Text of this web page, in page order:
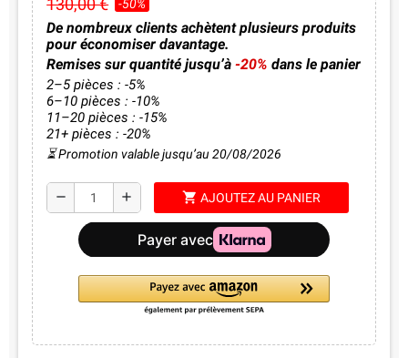
130,00 € -50%
De nombreux clients achètent plusieurs produits
pour économiser davantage.
Remises sur quantité jusqu’à-20% dans le panier
2–5 pièces : -5%
6–10 pièces : -10%
11–20 pièces : -15%
21+ pièces : -20%
⏳ Promotion valable jusqu’au 20/08/2026
remove add shopping_cart AJOUTEZ AU PANIER